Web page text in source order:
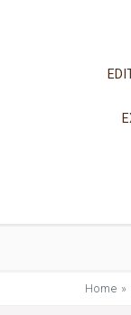
Home »